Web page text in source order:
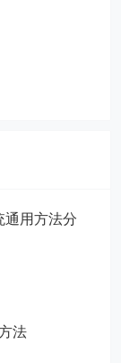
通用方法分
法